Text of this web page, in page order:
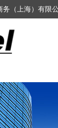
（上海）有限公